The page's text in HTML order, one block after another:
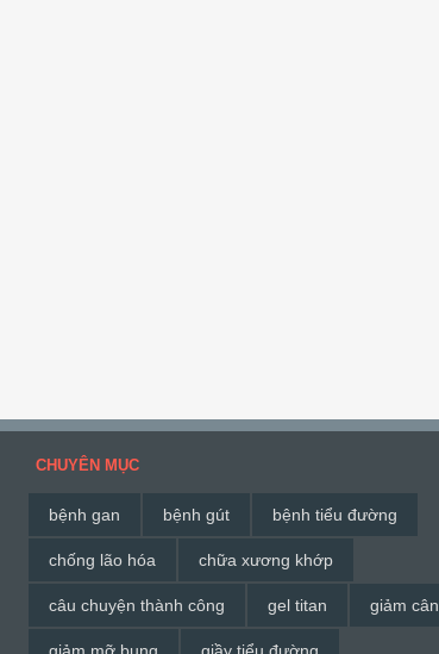
CHUYÊN MỤC
bệnh gan bệnh gút bệnh tiểu đường
chống lão hóa chữa xương khớp
câu chuyện thành công gel titan giảm cân